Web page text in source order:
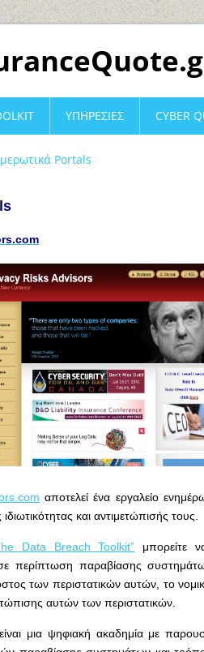
Portals
αποτελεί ένα εργαλείο
και αντιμετώπισής
Data Breach Toolkit” μπορείτε
περίπτωση παραβίασης
των περιστατικών αυτών, το
αυτών των περιστατικών.
μια ψηφιακή ακαδημία με
ΥΠΗΡΕΣΙΕΣ CYBER